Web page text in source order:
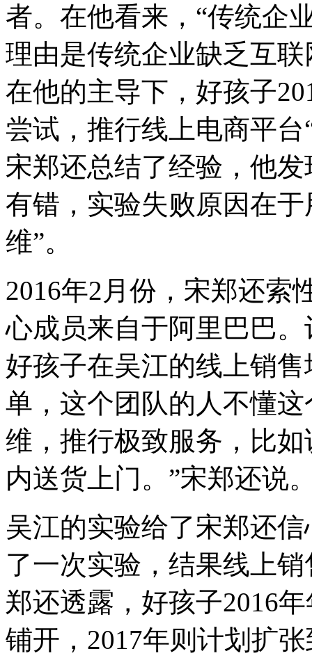
严
凯
编
辑
徐
昙
摄
影
贾
睿
在
宋
还
位
江
苏
山
的
办
公
室
外，
有
一
个
长
超
过
者。 在他看来，“传统企
理由是传统企业缺乏互
在他的主导下，好孩子
尝试，推行线上电商平
宋郑还总结了经验，他
有错，实验失败原因在
维”。
2016年2月份，宋郑还索
心成员来自于阿里巴巴
好孩子在吴江的线上销
单，这个团队的人不懂
维，推行极致服务，比
内送货上门。”宋郑还说
吴江的实验给了宋郑还
了一次实验，结果线上
郑还透露，好孩子2016
铺开，2017年则计划扩